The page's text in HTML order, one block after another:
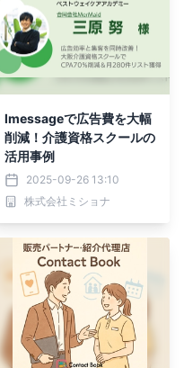
lmessageで広告費を大幅
削減！介護資格スクールの
活用事例
2025-09-26 13:10
株式会社ミショナ